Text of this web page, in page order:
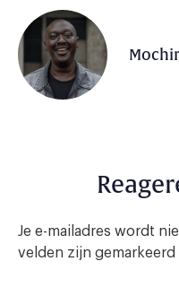
Je e-mailadres wordt
velden zijn gemarkeerd